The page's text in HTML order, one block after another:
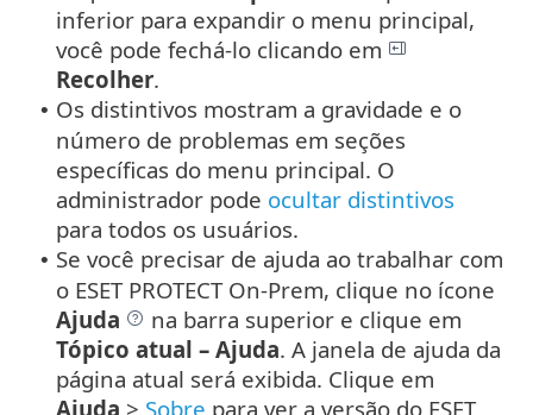
inferior para expandir o menu principal,
você pode fechá-lo clicando em
Recolher.
• Os distintivos mostram a gravidade e o
número de problemas em seções
específicas do menu principal. O
administrador pode ocultar distintivos
para todos os usuários.
• Se você precisar de ajuda ao trabalhar com
o ESET PROTECT On-Prem, clique no ícone
Ajuda
na barra superior e clique em
Tópico atual – Ajuda. A janela de ajuda da
página atual será exibida. Clique em
Ajuda > Sobre para ver a versão do ESET